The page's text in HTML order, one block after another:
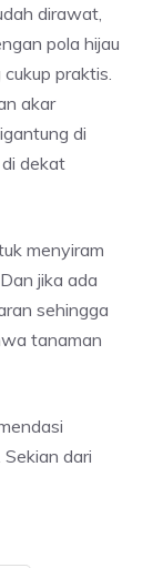
dirawat,
pola hijau
praktis.
akar
di
dekat
menyiram
jika ada
sehingga
tanaman
dari